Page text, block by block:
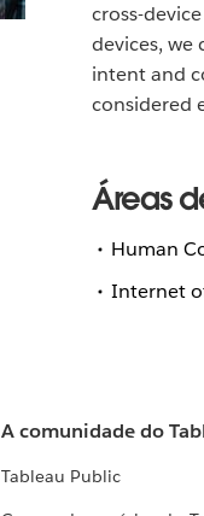
cross-
devices, we
intent and
considered
Áreas
Human
Internet
A comunidade do
Tableau Public